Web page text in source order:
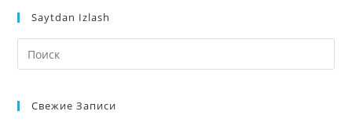
Saytdan Izlash
Свежие Записи